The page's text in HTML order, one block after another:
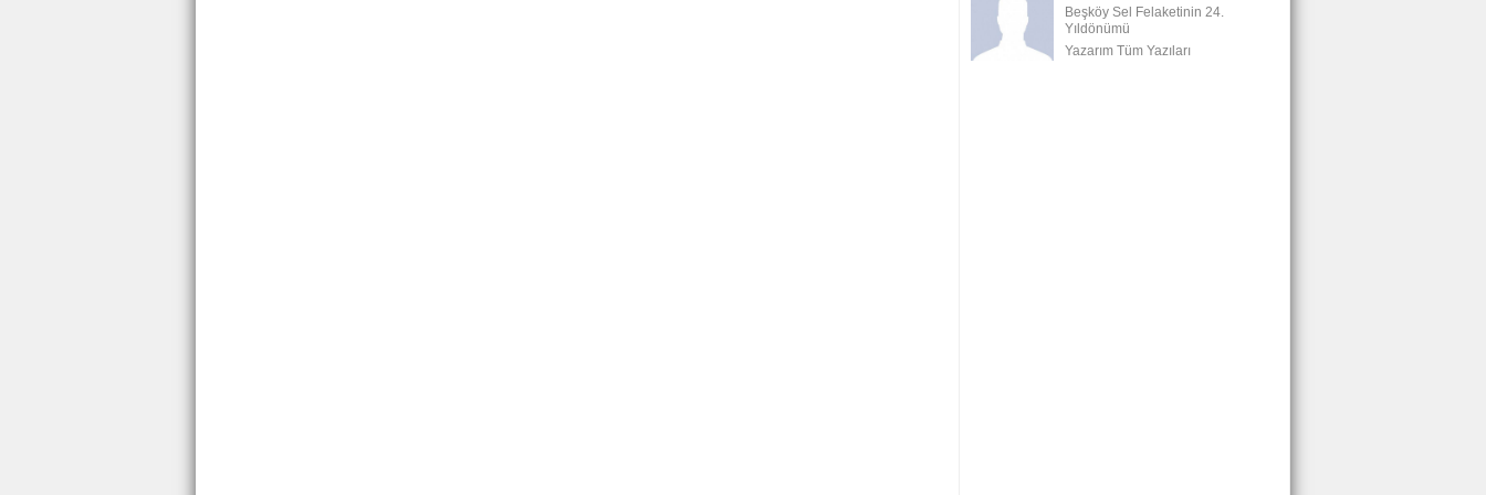
Beşköy Sel Felaketinin 24.
Yıldönümü
Yazarım Tüm Yazıları